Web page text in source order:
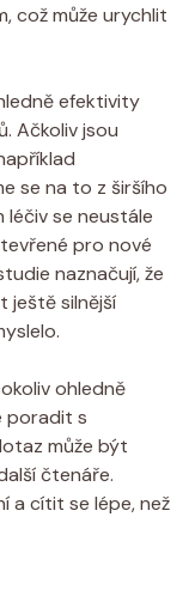
což může urychlit
efektivity
Ačkoliv jsou
se na to z širšího
léčiv se neustále
pro nové
naznačují, že
ještě silnější
ohledně
poradit s
může být
čtenáře.
a cítit se lépe, než